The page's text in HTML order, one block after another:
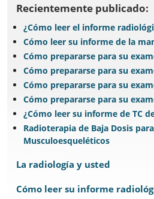
Recientemente publicado:
¿Cómo leer el informe
Cómo leer su informe de la
Cómo prepararse para su
Cómo prepararse para su
Cómo prepararse para su
Cómo prepararse para su
¿Cómo leer su informe de TC
Radioterapia de Baja Dosis
Musculoesqueléticos
La radiología y usted
Cómo leer su informe